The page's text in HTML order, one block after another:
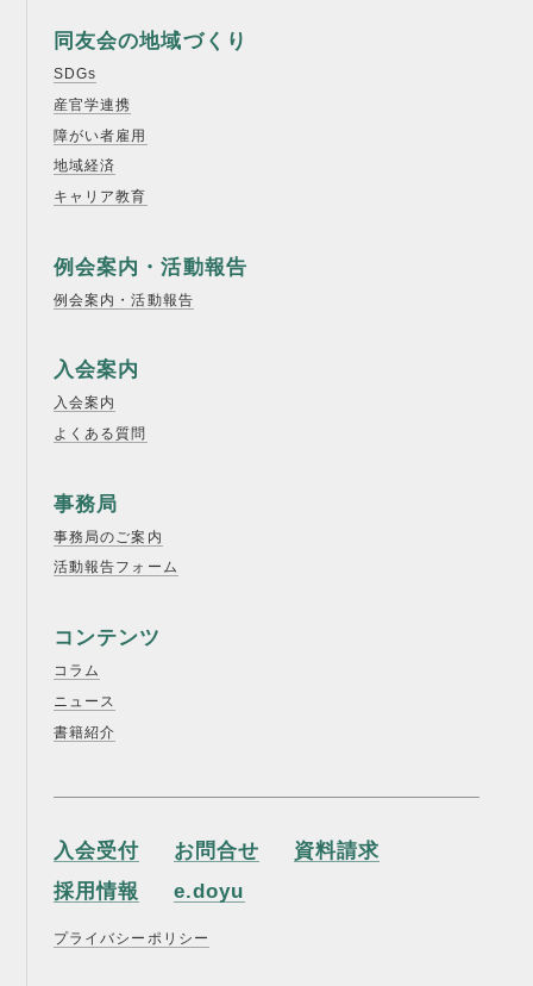
同友会の地域づくり
SDGs
産官学連携
障がい者雇用
地域経済
キャリア教育
例会案内・活動報告
例会案内・活動報告
入会案内
入会案内
よくある質問
事務局
事務局のご案内
活動報告フォーム
コンテンツ
コラム
ニュース
書籍紹介
入会受付 お問合せ
資料請求
採用情報
e.doyu
プライバシーポリシー